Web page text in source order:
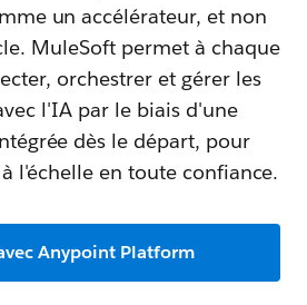
un accélérateur, et non
MuleSoft permet à chaque
orchestrer et gérer les
l'IA par le biais d'une
dès le départ, pour
l'échelle en toute confiance.
Anypoint Platform